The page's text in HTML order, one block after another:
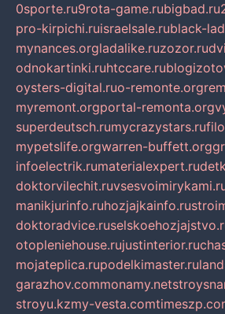
0sporte.ru9rota-game.rubigbad.ru
pro-kirpichi.ruisraelsale.rublack-
mynances.orgladalike.ruzozor.ru
odnokartinki.ruhtccare.ru
oysters-digital.ruo-remonte.org
myremont.orgportal-remonta.org
superdeutsch.rumycrazystars.ru
mypetslife.orgwarren-buffett.org
infoelectrik.rumaterialexpert.ru
doktorvilechit.ru
manikjurinfo.ruhozjajkainfo.ru
doktoradvice.ru
otopleniehouse.rujustinterior.ru
mojateplica.rupodelkimaster.ru
garazhov.commonamy.net
stroyu.kzmy-vesta.com